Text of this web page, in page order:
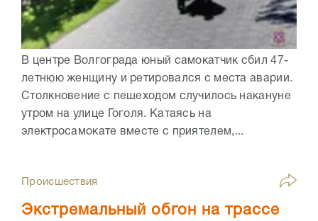
В центре Волгограда юный самокатчик сбил 47-
летнюю женщину и ретировался с места аварии.
Столкновение с пешеходом случилось накануне
утром на улице Гоголя. Катаясь на
электросамокате вместе с приятелем,...
Происшествия
Экстремальный обгон на трассе